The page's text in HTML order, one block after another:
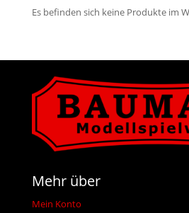
Es befinden sich keine Produkte im
Mehr über
Mein Konto